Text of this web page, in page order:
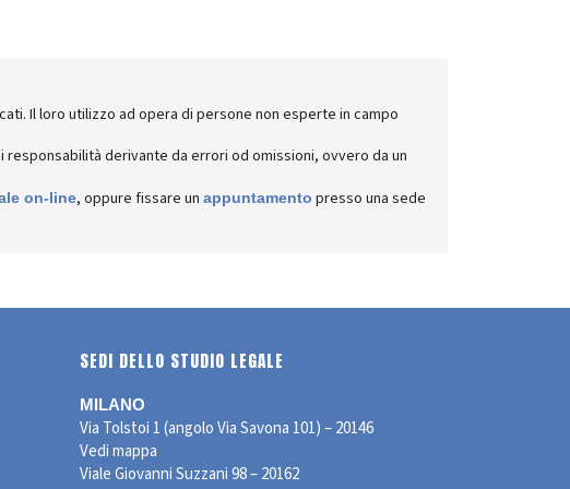
Il loro utilizzo ad opera di persone non esperte in campo
derivante da errori od omissioni, ovvero da un
on-line, oppure fissare un appuntamento presso una sede
SEDI DELLO STUDIO LEGALE
MILANO
Via Tolstoi 1 (angolo Via Savona 101) – 20146
Vedi mappa
Viale Giovanni Suzzani 98 – 20162